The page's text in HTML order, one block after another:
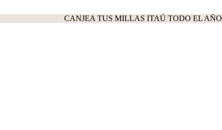
CANJEA TUS MILLAS ITAÚ TODO EL AÑO